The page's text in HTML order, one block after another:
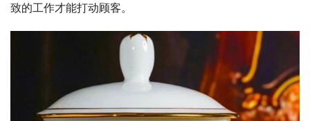
致的工作才能打动顾客。